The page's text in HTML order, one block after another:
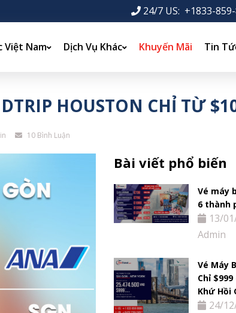
24/7 US: +1833-
Việt Nam Dịch Vụ Khác Khuyến Mãi Tin
HOUSTON CHỈ TỪ
10 Bình Luận
Bài viết phổ biến
Vé máy
6 thành
13/
Admin
Vé Máy
Chỉ
Khứ Hồi
24/